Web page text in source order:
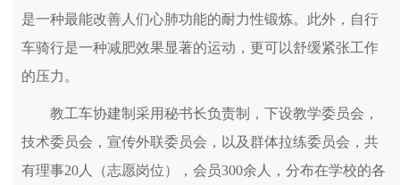
是一种最能改善人们心肺功能的耐力性锻炼。此外，自行
车骑行是一种减肥效果显著的运动，更可以舒缓紧张工作
的压力。
教工车协建制采用秘书长负责制，下设教学委员会，
技术委员会，宣传外联委员会，以及群体拉练委员会，共
有理事20人（志愿岗位），会员300余人，分布在学校的各